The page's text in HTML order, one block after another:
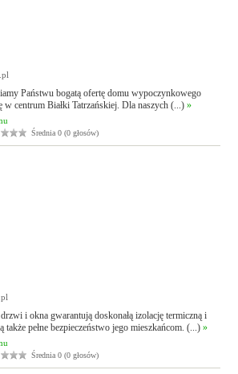
Państwu bogatą ofertę domu wypoczynkowego
w centrum Białki Tatrzańskiej. Dla naszych (...)»
Średnia 0 (0 głosów)
i okna gwarantują doskonałą izolację termiczną i
także pełne bezpieczeństwo jego mieszkańcom. (...)»
Średnia 0 (0 głosów)